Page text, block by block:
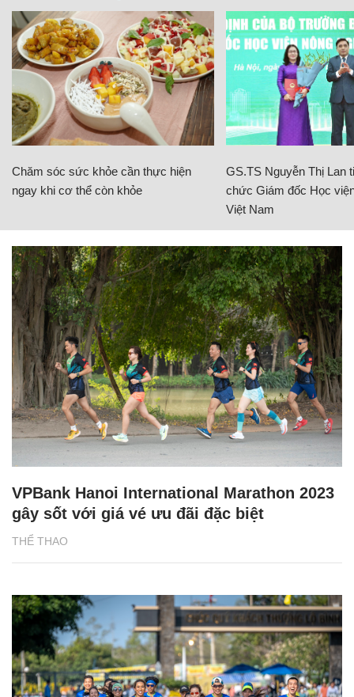
Chăm sóc sức khỏe cần thực hiện
ngay khi cơ thể còn khỏe
GS.TS Nguyễn Thị Lan
chức Giám đốc Học
Việt Nam
THỂ THAO
VPBank Hanoi International Marathon 2023
gây sốt với giá vé ưu đãi đặc biệt